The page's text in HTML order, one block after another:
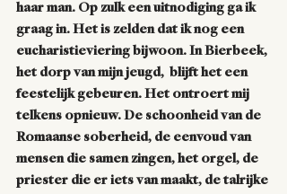
haar man. Op zulk een uitnodiging ga ik
graag in. Het is zelden dat ik nog een
eucharistieviering bijwoon. In Bierbeek,
het dorp van mijn jeugd,  blijft het een
feestelijk gebeuren. Het ontroert mij
telkens opnieuw. De schoonheid van de
Romaanse soberheid, de eenvoud van
mensen die samen zingen, het orgel, de
priester die er iets van maakt, de talrijke